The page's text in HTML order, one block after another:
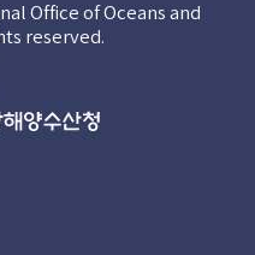
Office of Oceans and
reserved.